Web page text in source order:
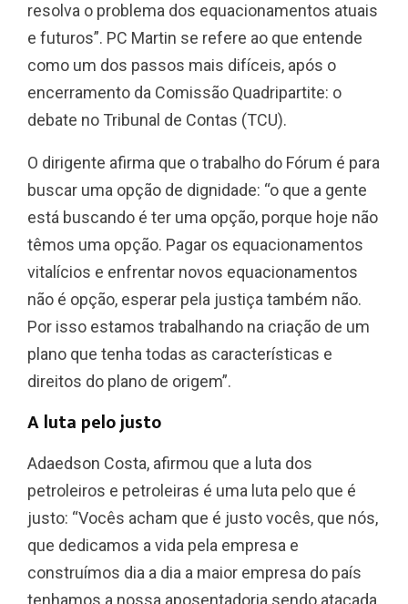
resolva o problema dos equacionamentos atuais
e futuros”. PC Martin se refere ao que entende
como um dos passos mais difíceis, após o
encerramento da Comissão Quadripartite: o
debate no Tribunal de Contas (TCU).
O dirigente afirma que o trabalho do Fórum é para
buscar uma opção de dignidade: “o que a gente
está buscando é ter uma opção, porque hoje não
têmos uma opção. Pagar os equacionamentos
vitalícios e enfrentar novos equacionamentos
não é opção, esperar pela justiça também não.
Por isso estamos trabalhando na criação de um
plano que tenha todas as características e
direitos do plano de origem”.
A luta pelo justo
Adaedson Costa, afirmou que a luta dos
petroleiros e petroleiras é uma luta pelo que é
justo: “Vocês acham que é justo vocês, que nós,
que dedicamos a vida pela empresa e
construímos dia a dia a maior empresa do país
tenhamos a nossa aposentadoria sendo atacada